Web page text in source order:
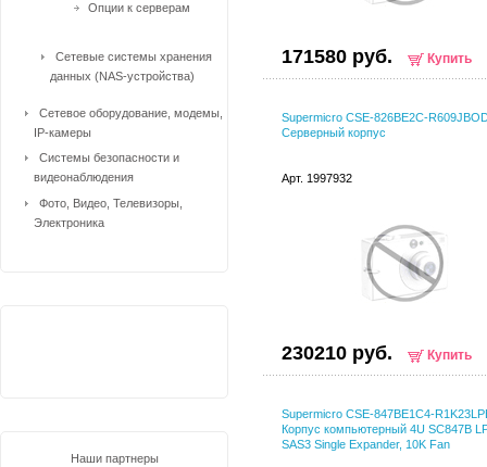
171580 руб. Купить
Supermicro CSE-826BE2C-
Серверный корпус
Арт. 1997932
230210 руб. Купить
Supermicro CSE-847BE1C4-
Корпус компьютерный 4U SC847B
SAS3 Single Expander, 10K Fan
Опции к серверам
Сетевые системы хранения
данных (NAS-устройства)
Сетевое оборудование, модемы,
IP-камеры
Системы безопасности и
видеонаблюдения
Фото, Видео, Телевизоры,
Электроника
Наши партнеры